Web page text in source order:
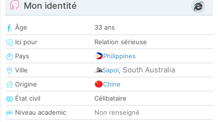
Mon identité
Âge
33 ans
Ici pour
Relation sérieuse
Pays
Philippines
Ville
Sapol, South Australia
Origine
Chine
État civil
Célibataire
Niveau academic
Non renseigné